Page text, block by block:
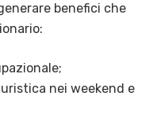
benefici che
nei weekend e